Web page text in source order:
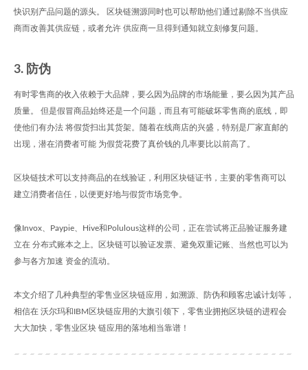
快识别产品问题的源头。 区块链溯源同时也可以帮助他们通过剔除不当供应
商而改善其供应链，或者允许 供应商一旦得到通知就立刻修复问题。
3. 防伪
有时零售商的收入依赖于大品牌，要么因为品牌的市场能量，要么因为其产品
质量。 但是假冒商品始终还是一个问题，而且有可能破坏零售商的底线，即
使他们有办法 将假货扫出其货架。随着在线商店的兴盛，特别是厂家直邮的
出现，潜在消费者可能 为假货花费了真价钱的几率要比以前高了。
区块链技术可以支持商品的在线验证，利用区块链证书，主要的零售商可以
建立消费者信任，以便更好地与假货市场竞争。
像Invox、Paypie、Hive和Polulous这样的公司，正在尝试将正品验证服务建
立在 分布式账本之上。区块链可以验证发票、避免双重记账、当然也可以为
参与各方加速 资金的流动。
本文介绍了几种典型的零售业区块链应用，如溯源、防伪和顾客忠诚计划等，
相信在 沃尔玛和IBM区块链应用的大旗引领下，零售业拥抱区块链的进程会
大大加快，零售业区块 链应用的落地相当靠谱！